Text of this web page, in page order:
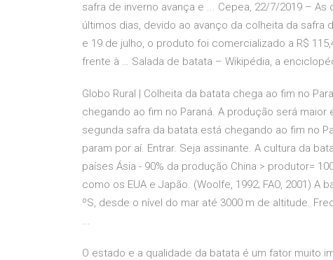
safra de inverno avança e ... Cepea, 22/7/2019 –
últimos dias, devido ao avanço da colheita da safra
e 19 de julho, o produto foi comercializado a R$
frente à … Salada de batata – Wikipédia, a
Globo Rural | Colheita da batata chega ao fim no
chegando ao fim no Paraná. A produção será
segunda safra da batata está chegando ao fim no
param por aí. Entrar. Seja assinante. A cultura da
países Ásia - 90% da produção China > produtor=
como os EUA e Japão. (Woolfe, 1992; FAO, 2001)
ºS, desde o nível do mar até 3000 m de altitude.
...
O estado e a qualidade da batata é um fator muito